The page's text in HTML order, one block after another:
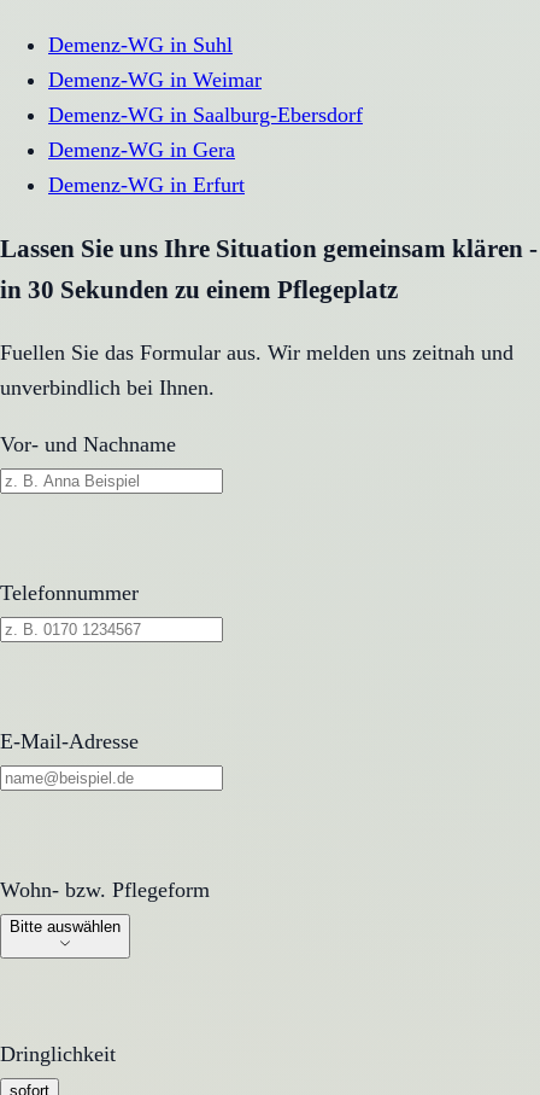
Demenz-WG in Suhl
Demenz-WG in Weimar
Demenz-WG in Saalburg-Ebersdorf
Demenz-WG in Gera
Demenz-WG in Erfurt
Lassen Sie uns Ihre Situation gemeinsam klären -
in 30 Sekunden zu einem Pflegeplatz
Fuellen Sie das Formular aus. Wir melden uns zeitnah und
unverbindlich bei Ihnen.
Vor- und Nachname
Telefonnummer
E-Mail-Adresse
Wohn- bzw. Pflegeform
Wohn- bzw. Pflegeform
Bitte auswählen
Dringlichkeit
Dringlichkeit
sofort